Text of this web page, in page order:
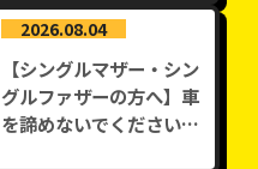
2026.08.04
【シングルマザー・シン
グルファザーの方へ】車
を諦めないでください。